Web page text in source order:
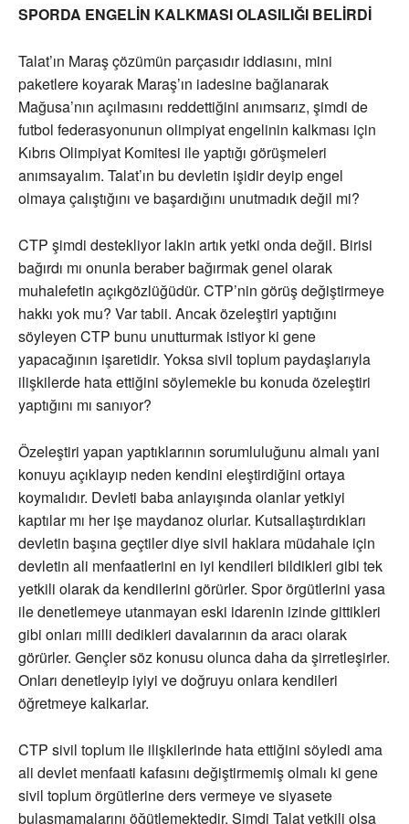
SPORDA ENGELİN KALKMASI OLASILIĞI BELİRDİ
Talat’ın Maraş çözümün parçasıdır iddiasını, mini
paketlere koyarak Maraş’ın iadesine bağlanarak
Mağusa’nın açılmasını reddettiğini anımsarız, şimdi de
futbol federasyonunun olimpiyat engelinin kalkması için
Kıbrıs Olimpiyat Komitesi ile yaptığı görüşmeleri
anımsayalım. Talat’ın bu devletin işidir deyip engel
olmaya çalıştığını ve başardığını unutmadık değil mi?
CTP şimdi destekliyor lakin artık yetki onda değil. Birisi
bağırdı mı onunla beraber bağırmak genel olarak
muhalefetin açıkgözlüğüdür. CTP’nin görüş değiştirmeye
hakkı yok mu? Var tabii. Ancak özeleştiri yaptığını
söyleyen CTP bunu unutturmak istiyor ki gene
yapacağının işaretidir. Yoksa sivil toplum paydaşlarıyla
ilişkilerde hata ettiğini söylemekle bu konuda özeleştiri
yaptığını mı sanıyor?
Özeleştiri yapan yaptıklarının sorumluluğunu almalı yani
konuyu açıklayıp neden kendini eleştirdiğini ortaya
koymalıdır. Devleti baba anlayışında olanlar yetkiyi
kaptılar mı her işe maydanoz olurlar. Kutsallaştırdıkları
devletin başına geçtiler diye sivil haklara müdahale için
devletin ali menfaatlerini en iyi kendileri bildikleri gibi tek
yetkili olarak da kendilerini görürler. Spor örgütlerini yasa
ile denetlemeye utanmayan eski idarenin izinde gittikleri
gibi onları milli dedikleri davalarının da aracı olarak
görürler. Gençler söz konusu olunca daha da şirretleşirler.
Onları denetleyip iyiyi ve doğruyu onlara kendileri
öğretmeye kalkarlar.
CTP sivil toplum ile ilişkilerinde hata ettiğini söyledi ama
ali devlet menfaati kafasını değiştirmemiş olmalı ki gene
sivil toplum örgütlerine ders vermeye ve siyasete
bulaşmamalarını öğütlemektedir. Şimdi Talat yetkili olsa